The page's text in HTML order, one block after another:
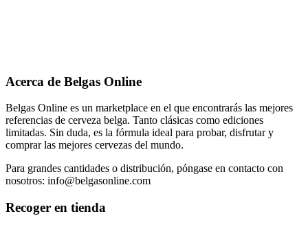
Acerca de Belgas Online
Belgas Online es un marketplace en el que encontrarás las mejores
referencias de cerveza belga. Tanto clásicas como ediciones
limitadas. Sin duda, es la fórmula ideal para probar, disfrutar y
comprar las mejores cervezas del mundo.
Para grandes cantidades o distribución, póngase en contacto con
nosotros: info@belgasonline.com
Recoger en tienda